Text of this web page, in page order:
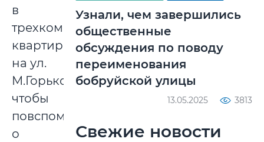
в
трехкомнатной
квартире
на ул.
М.Горького,
чтобы
повспоминать
о
Узнали, чем завершились
общественные
обсуждения по поводу
переименования
бобруйской улицы
13.05.2025 3813
Свежие новости